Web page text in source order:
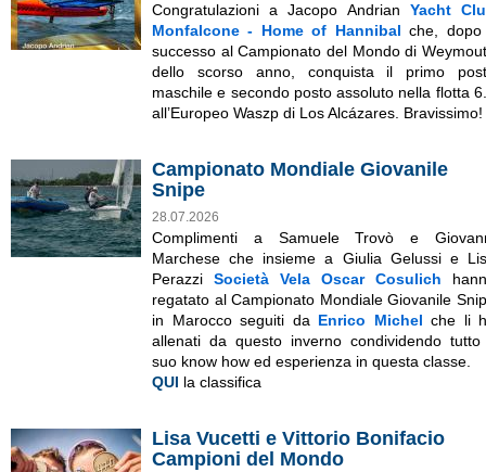
Congratulazioni a Jacopo Andrian Yacht
Monfalcone - Home of Hannibal che,
successo al Campionato del Mondo di
dello scorso anno, conquista il primo
maschile e secondo posto assoluto nella flotta
all’Europeo Waszp di Los Alcázares. Bravissimo!
Campionato Mondiale Giovanile
Snipe
28.07.2026
Complimenti a Samuele Trovò e
Marchese che insieme a Giulia Gelussi e
Perazzi Società Vela Oscar Cosulich
regatato al Campionato Mondiale Giovanile
in Marocco seguiti da Enrico Michel che li
allenati da questo inverno condividendo
suo know how ed esperienza in questa classe.
QUI la classifica
Lisa Vucetti e Vittorio Bonifacio
Campioni del Mondo